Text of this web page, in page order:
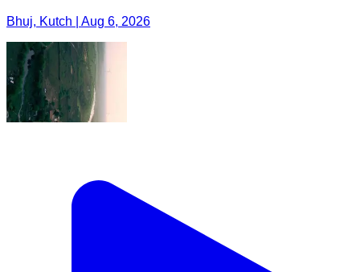
Bhuj, Kutch | Aug 6, 2026